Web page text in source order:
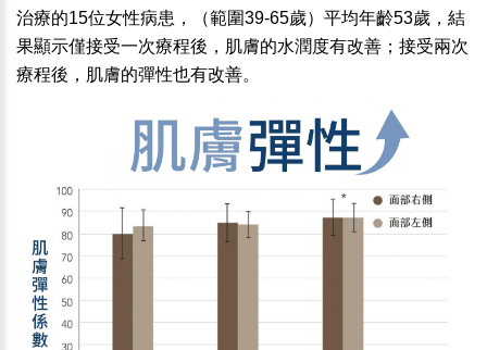
治療的15位女性病患，（範圍39-65歲）平均年齡53歲，結
果顯示僅接受一次療程後，肌膚的水潤度有改善；接受兩次
療程後，肌膚的彈性也有改善。